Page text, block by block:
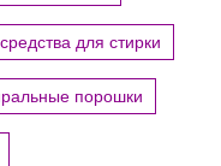
для стирки
порошки